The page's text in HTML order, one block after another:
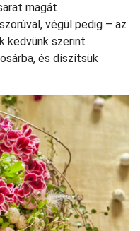
magát
végül pedig – az
kedvünk szerint
és díszítsük